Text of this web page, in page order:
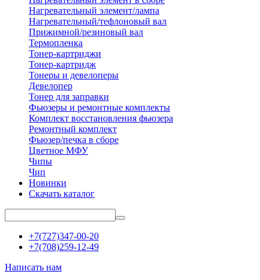
Нагревательный элемент/лампа
Нагревательный/тефлоновый вал
Прижимной/резиновый вал
Термопленка
Тонер-картриджи
Тонер-картридж
Тонеры и девелоперы
Девелопер
Тонер для заправки
Фьюзеры и ремонтные комплекты
Комплект восстановления фьюзера
Ремонтный комплект
Фьюзер/печка в сборе
Цветное МФУ
Чипы
Чип
Новинки
Скачать каталог
+7(727)347-00-20
+7(708)259-12-49
Написать нам